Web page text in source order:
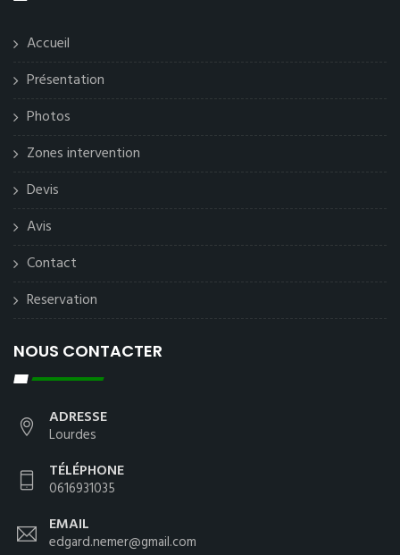
Accueil
Présentation
Photos
Zones intervention
Devis
Avis
Contact
Reservation
NOUS CONTACTER
ADRESSE
Lourdes
TÉLÉPHONE
0616931035
EMAIL
edgard.nemer@gmail.com